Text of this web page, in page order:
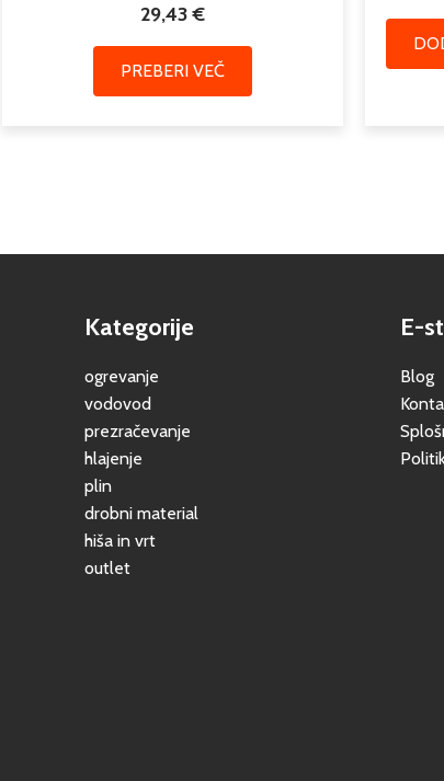
29,43€
PREBERI VEČ
Kategorije
ogrevanje
vodovod
prezračevanje
hlajenje
plin
drobni material
hiša in vrt
outlet
E-
Blog